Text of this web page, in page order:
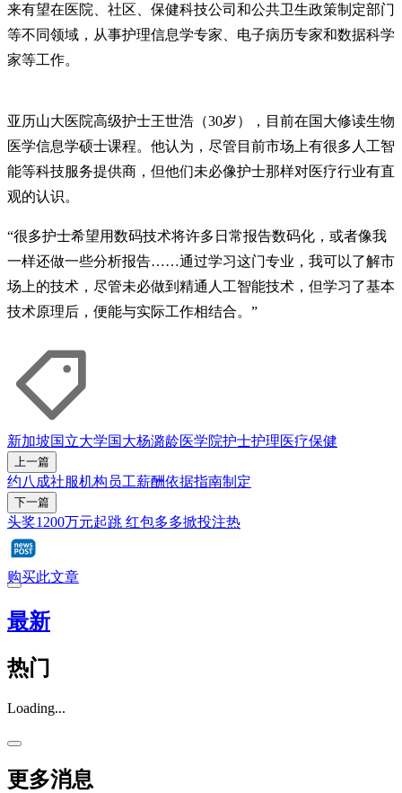
来有望在医院、社区、保健科技公司和公共卫生政策制定部门
等不同领域，从事护理信息学专家、电子病历专家和数据科学
家等工作。
亚历山大医院高级护士王世浩（30岁），目前在国大修读生物
医学信息学硕士课程。他认为，尽管目前市场上有很多人工智
能等科技服务提供商，但他们未必像护士那样对医疗行业有直
观的认识。
“很多护士希望用数码技术将许多日常报告数码化，或者像我
一样还做一些分析报告……通过学习这门专业，我可以了解市
场上的技术，尽管未必做到精通人工智能技术，但学习了基本
技术原理后，便能与实际工作相结合。”
新加坡国立大学国大杨潞龄医学院护士护理医疗保健
上一篇
约八成社服机构员工薪酬依据指南制定
下一篇
头奖1200万元起跳 红包多多掀投注热
购买此文章
最新
热门
Loading...
更多消息